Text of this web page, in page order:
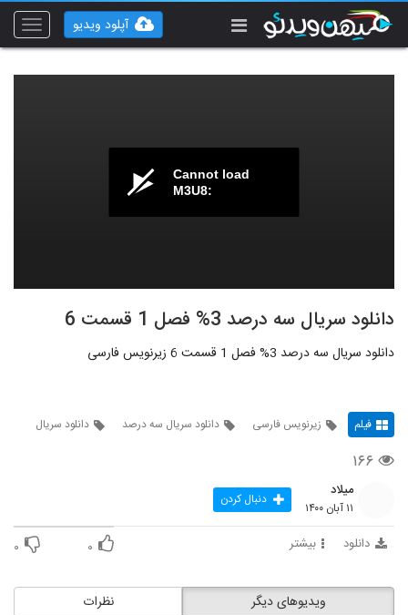
Toggle
آپلود ویدیو
Cannot load
M3U8:
دانلود سریال سه درصد 3% فصل 1 قسمت 6
دانلود سریال سه درصد 3% فصل 1 قسمت 6 زیرنویس فارسی
فیلم زیرنویس فارسی دانلود سریال سه درصد دانلود سریال
۱۶۶
میلاد
۱۱ آبان ۱۴۰۰ دنبال کردن
دانلود بیشتر ۰ ۰
نظرات ویدیوهای دیگر